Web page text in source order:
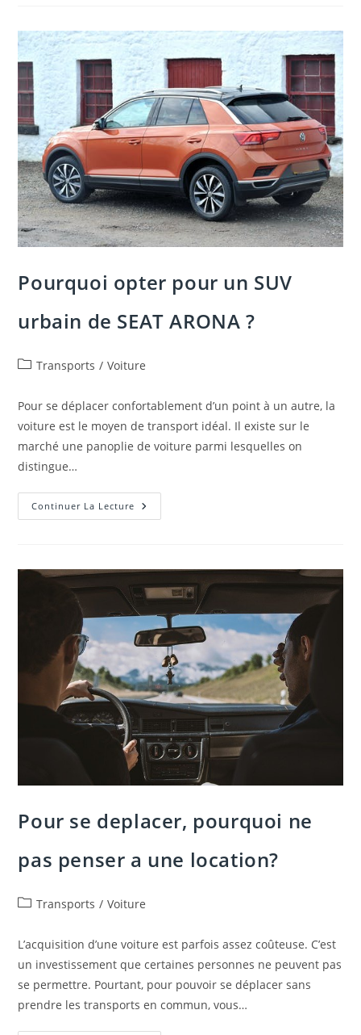
:
Les
Essentiels
A
Retenir
!
Pourquoi opter pour un SUV
urbain de SEAT ARONA ?
PostTransports / Voiture
Pour se déplacer confortablement d’un point à un autre, la
voiture est le moyen de transport idéal. Il existe sur le
marché une panoplie de voiture parmi lesquelles on
distingue…
Continuer La Lecture Pourquoi
Opter
De
SEAT
ARONA
?
Pour se deplacer, pourquoi ne
pas penser a une location?
PostTransports / Voiture
L’acquisition d’une voiture est parfois assez coûteuse. C’est
un investissement que certaines personnes ne peuvent pas
se permettre. Pourtant, pour pouvoir se déplacer sans
prendre les transports en commun, vous…